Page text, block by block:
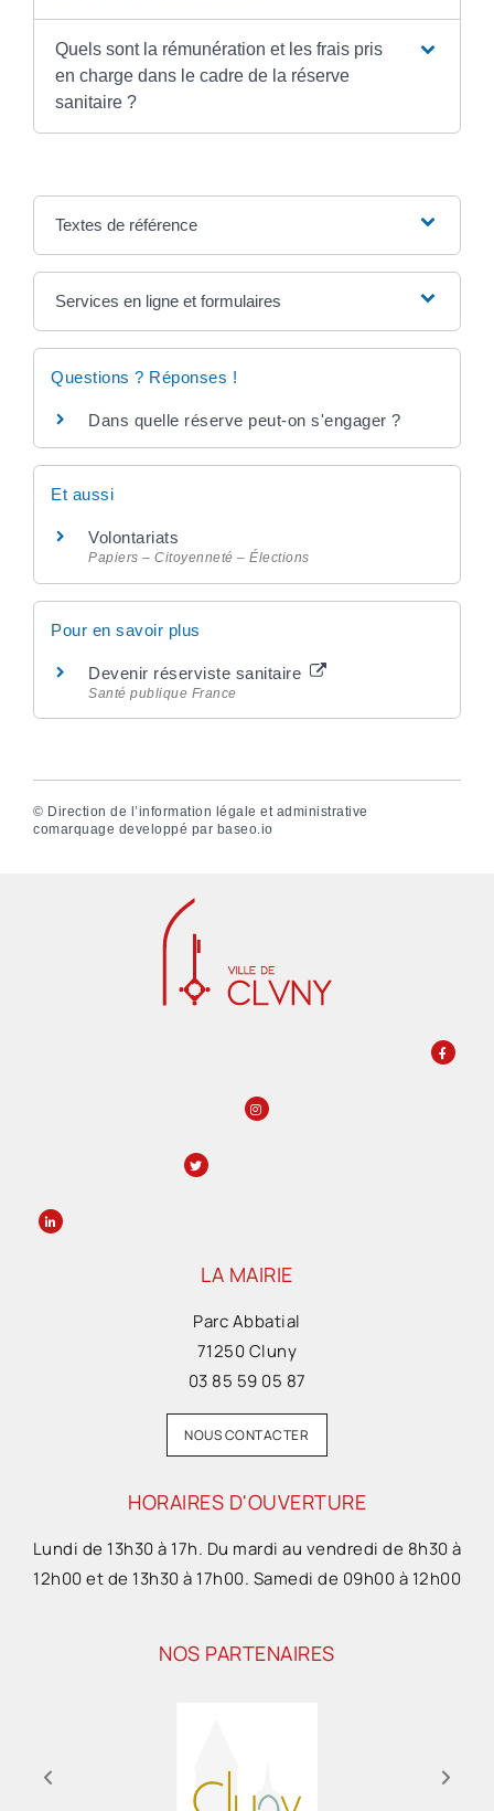
Quels sont la rémunération et les frais pris
en charge dans le cadre de la réserve
sanitaire ?
Textes de référence
Services en ligne et formulaires
Questions ? Réponses !
Dans quelle réserve peut-on s'engager ?
Et aussi
Volontariats
Papiers – Citoyenneté – Élections
Pour en savoir plus
Devenir réserviste sanitaire
Santé publique France
© Direction de l’information légale et administrative
comarquage developpé par baseo.io
LA MAIRIE
Parc Abbatial
71250 Cluny
03 85 59 05 87
NOUS CONTACTER
HORAIRES D'OUVERTURE
Lundi de 13h30 à 17h. Du mardi au vendredi de 8h30 à
12h00 et de 13h30 à 17h00. Samedi de 09h00 à 12h00
NOS PARTENAIRES